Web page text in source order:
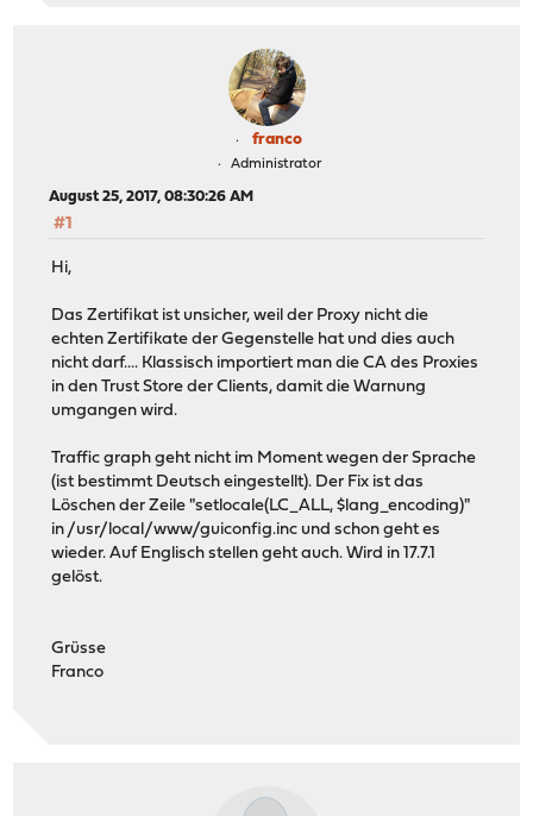
franco
Administrator
August 25, 2017, 08:30:26 AM
#1
Hi,
Das Zertifikat ist unsicher, weil der Proxy nicht die
echten Zertifikate der Gegenstelle hat und dies auch
nicht darf.... Klassisch importiert man die CA des Proxies
in den Trust Store der Clients, damit die Warnung
umgangen wird.
Traffic graph geht nicht im Moment wegen der Sprache
(ist bestimmt Deutsch eingestellt). Der Fix ist das
Löschen der Zeile "setlocale(LC_ALL, $lang_encoding)"
in /usr/local/www/guiconfig.inc und schon geht es
wieder. Auf Englisch stellen geht auch. Wird in 17.7.1
gelöst.
Grüsse
Franco